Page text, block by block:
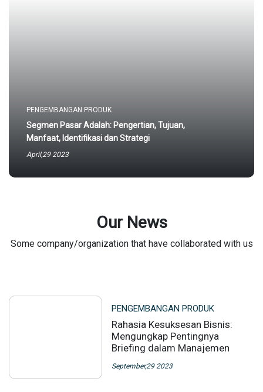
PENGEMBANGAN PRODUK
Segmen Pasar Adalah: Pengertian, Tujuan,
Manfaat, Identifikasi dan Strategi
April,29 2023
Our News
Some company/organization that have collaborated with us
PENGEMBANGAN PRODUK
Rahasia Kesuksesan Bisnis:
Mengungkap Pentingnya
Briefing dalam Manajemen
September,29 2023